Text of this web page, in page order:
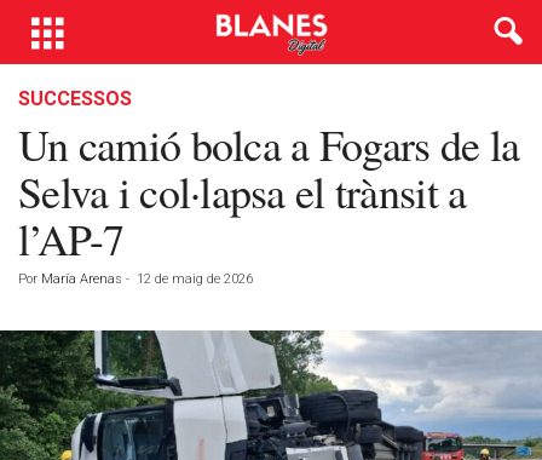
SUCCESSOS
Un camió bolca a Fogars de la
Selva i col·lapsa el trànsit a
l’AP-7
Por María Arenas - 12 de maig de 2026